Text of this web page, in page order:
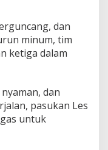
dan
minum, tim
ketiga dalam
dan
pasukan Les
untuk